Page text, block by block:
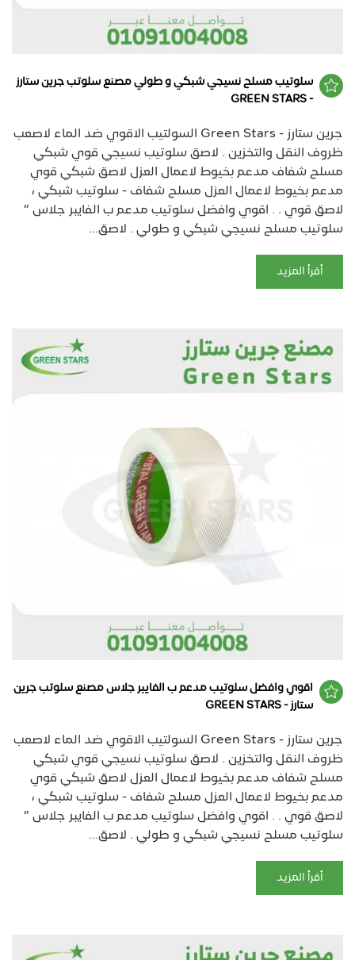
سلوتيب مسلح نسيجي شبكي و طولي مصنع سلوتب جرين ستارز
- GREEN STARS
جرين ستارز - Green Stars السولتيب الاقوي ضد الماء لاصعب
ظروف النقل والتخزين . لاصق سلوتيب نسيجي قوي شبكي
مسلح شفاف مدعم بخيوط لاعمال العزل لاصق شبكي قوي
مدعم بخيوط لاعمال العزل مسلح شفاف - سلوتيب شبكي ،
لاصق قوي . . اقوي وافضل سلوتيب مدعم ب الفايبر جلاس ”
سلوتيب مسلح نسيجي شبكي و طولي . لاصق...
أقرأ المزيد
اقوي وافضل سلوتيب مدعم ب الفايبر جلاس مصنع سلوتب جرين
ستارز - GREEN STARS
جرين ستارز - Green Stars السولتيب الاقوي ضد الماء لاصعب
ظروف النقل والتخزين . لاصق سلوتيب نسيجي قوي شبكي
مسلح شفاف مدعم بخيوط لاعمال العزل لاصق شبكي قوي
مدعم بخيوط لاعمال العزل مسلح شفاف - سلوتيب شبكي ،
لاصق قوي . . اقوي وافضل سلوتيب مدعم ب الفايبر جلاس ”
سلوتيب مسلح نسيجي شبكي و طولي . لاصق...
أقرأ المزيد